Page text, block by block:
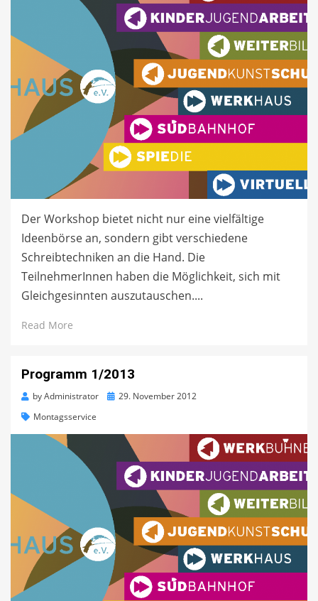
Der Workshop bietet nicht nur eine vielfältige
Ideenbörse an, sondern gibt verschiedene
Schreibtechniken an die Hand. Die
TeilnehmerInnen haben die Möglichkeit, sich mit
Gleichgesinnten auszutauschen....
Read More
Programm 1/2013
byAdministrator
Posted29. November 2012
Montagsservice